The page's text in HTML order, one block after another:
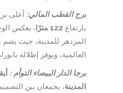
برج القطب المالي: أعلى
بارتفاع 122 مترًا
، يعكس
المزدهر للمدينة، حيث
العالمية، ويوفر إطلالة
برجا الدار البيضاء التوأم :
المدينة، يجمعان بين